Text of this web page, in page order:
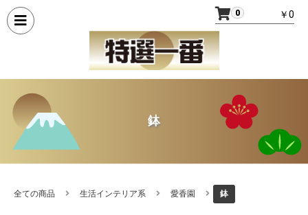
0 ￥0
鉢
全ての商品 生活インテリア系 愛香園 鉢